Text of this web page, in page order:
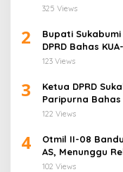
325 Views
2
Bupati
DPRD Bahas
123 Views
3
Ketua DPRD
Paripurna Bahas
122 Views
4
Otmil II-08
AS, Menunggu
Jati Cirebon
102 Views